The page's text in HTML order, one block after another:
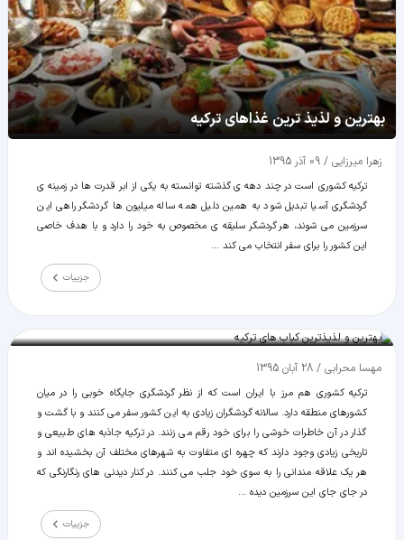
بهترین و لذیذ ترین غذاهای ترکیه
زهرا میرزایی / 09 آذر 1395
ترکیه کشوری است در چند دهه ی گذشته توانسته به یکی از ابر قدرت ها در زمینه ی
گردشگری آسیا تبدیل شود به همین دلیل همه ساله میلیون ها گردشگر راهی این
سرزمین می شوند، هر گردشگر سلیقه ی مخصوص به خود را دارد و با هدف خاصی
این کشور را برای سفر انتخاب می کند ...
جزییات
مهسا محرابی / 28 آبان 1395
ترکیه کشوری هم مرز با ایران است که از نظر گردشگری جایگاه خوبی را در میان
کشورهای منطقه دارد. سالانه گردشگران زیادی به این کشور سفر می کنند و با گشت و
گذار در آن خاطرات خوشی را برای خود رقم می زنند. در ترکیه جاذبه های طبیعی و
تاریخی زیادی وجود دارند که چهره ای متفاوت به شهرهای مختلف آن بخشیده اند و
هر یک علاقه مندانی را به سوی خود جلب می کنند. در کنار دیدنی های رنگارنگی که
در جای جای این سرزمین دیده ...
جزییات